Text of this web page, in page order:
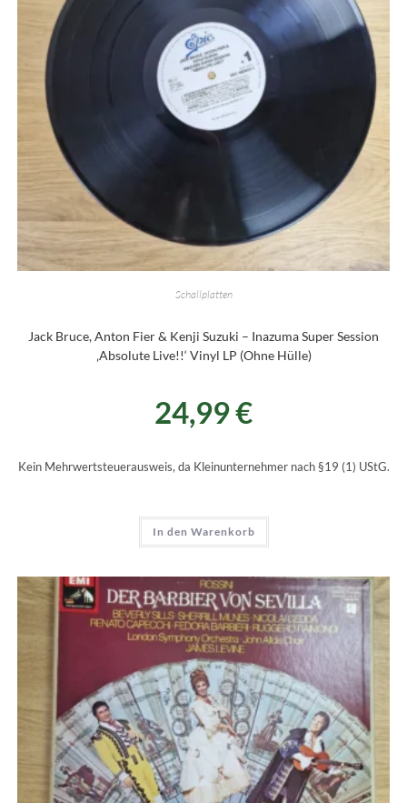
Schallplatten
Jack Bruce, Anton Fier & Kenji Suzuki – Inazuma Super Session
‚Absolute Live!!‘ Vinyl LP (Ohne Hülle)
24,99€
Kein Mehrwertsteuerausweis, da Kleinunternehmer nach §19 (1) UStG.
In den Warenkorb